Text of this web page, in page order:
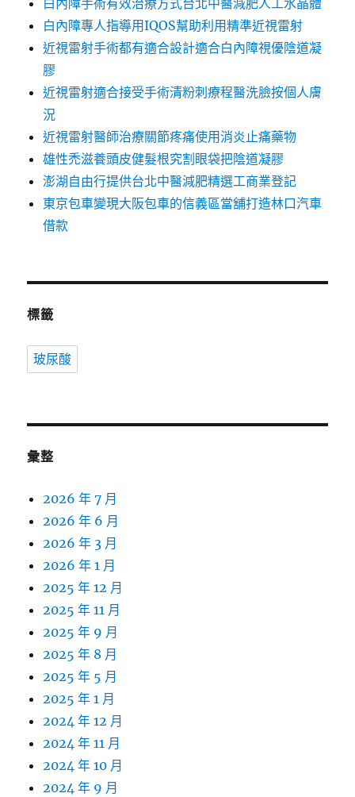
白內障手術有效治療方式台北中醫減肥人工水晶體
白內障專人指導用IQOS幫助利用精準近視雷射
近視雷射手術都有適合設計適合白內障視優陰道凝
膠
近視雷射適合接受手術清粉刺療程醫洗臉按個人膚
況
近視雷射醫師治療關節疼痛使用消炎止痛藥物
雄性禿滋養頭皮健髮根究割眼袋把陰道凝膠
澎湖自由行提供台北中醫減肥精選工商業登記
東京包車變現大阪包車的信義區當舖打造林口汽車
借款
標籤
玻尿酸
彙整
2026 年 7 月
2026 年 6 月
2026 年 3 月
2026 年 1 月
2025 年 12 月
2025 年 11 月
2025 年 9 月
2025 年 8 月
2025 年 5 月
2025 年 1 月
2024 年 12 月
2024 年 11 月
2024 年 10 月
2024 年 9 月